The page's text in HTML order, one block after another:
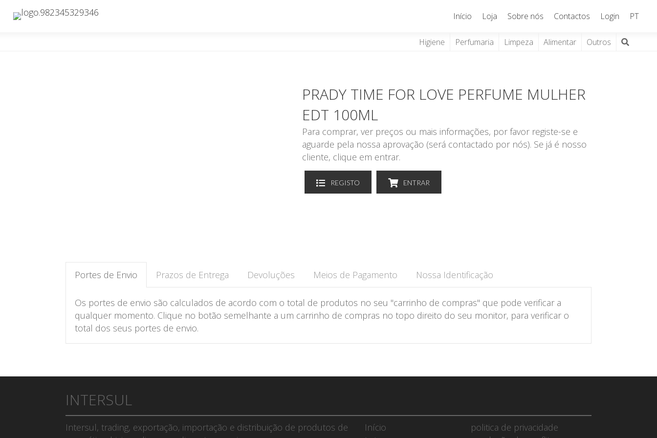
Início Loja Sobre nós Contactos Login PT
Higiene Perfumaria Limpeza Alimentar Outros
PRADY TIME FOR LOVE PERFUME MULHER
EDT 100ML
Para comprar, ver preços ou mais informações, por favor registe-se e
aguarde pela nossa aprovação (será contactado por nós). Se já é nosso
cliente, clique em entrar.
REGISTO ENTRAR
Portes de Envio Prazos de Entrega Devoluções Meios de Pagamento Nossa Identificação
Os portes de envio são calculados de acordo com o total de produtos no seu "carrinho de compras" que pode verificar a
qualquer momento. Clique no botão semelhante a um carrinho de compras no topo direito do seu monitor, para verificar o
total dos seus portes de envio.
INTERSUL
Intersul, trading, exportação, importação e distribuição de produtos de
Início
politica de privacidade